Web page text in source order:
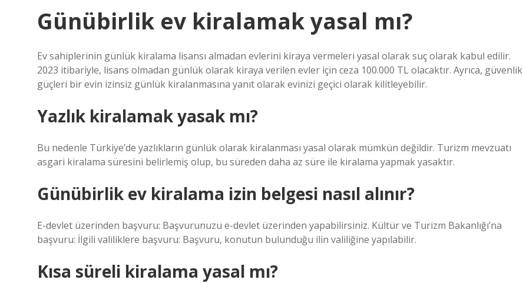
Günübirlik ev kiralamak yasal mı?
Ev sahiplerinin günlük kiralama lisansı almadan evlerini kiraya vermeleri yasal olarak suç olarak kabul edilir.
2023 itibariyle, lisans olmadan günlük olarak kiraya verilen evler için ceza 100.000 TL olacaktır. Ayrıca, güvenlik
güçleri bir evin izinsiz günlük kiralanmasına yanıt olarak evinizi geçici olarak kilitleyebilir.
Yazlık kiralamak yasak mı?
Bu nedenle Türkiye’de yazlıkların günlük olarak kiralanması yasal olarak mümkün değildir. Turizm mevzuatı
asgari kiralama süresini belirlemiş olup, bu süreden daha az süre ile kiralama yapmak yasaktır.
Günübirlik ev kiralama izin belgesi nasıl alınır?
E-devlet üzerinden başvuru: Başvurunuzu e-devlet üzerinden yapabilirsiniz. Kültür ve Turizm Bakanlığı’na
başvuru: İlgili valiliklere başvuru: Başvuru, konutun bulunduğu ilin valiliğine yapılabilir.
Kısa süreli kiralama yasal mı?